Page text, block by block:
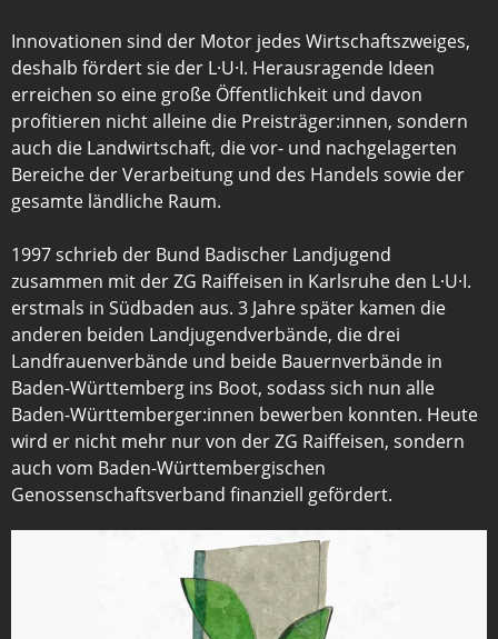
Innovationen sind der Motor jedes Wirtschaftszweiges,
deshalb fördert sie der L·U·I. Herausragende Ideen
erreichen so eine große Öffentlichkeit und davon
profitieren nicht alleine die Preisträger:innen, sondern
auch die Landwirtschaft, die vor- und nachgelagerten
Bereiche der Verarbeitung und des Handels sowie der
gesamte ländliche Raum.
1997 schrieb der Bund Badischer Landjugend
zusammen mit der ZG Raiffeisen in Karlsruhe den L·U·I.
erstmals in Südbaden aus. 3 Jahre später kamen die
anderen beiden Landjugendverbände, die drei
Landfrauenverbände und beide Bauernverbände in
Baden-Württemberg ins Boot, sodass sich nun alle
Baden-Württemberger:innen bewerben konnten. Heute
wird er nicht mehr nur von der ZG Raiffeisen, sondern
auch vom Baden-Württembergischen
Genossenschaftsverband finanziell gefördert.